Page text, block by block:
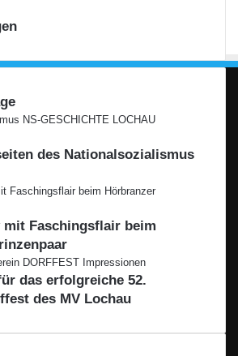
des Nationalsozialismus
mit Faschingsflair beim
das erfolgreiche 52.
des MV Lochau